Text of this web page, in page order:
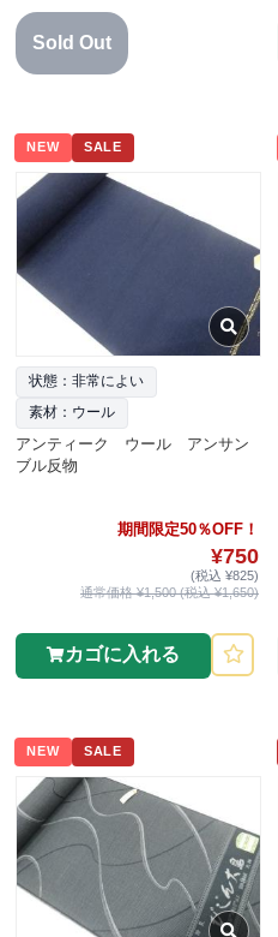
Sold Out
NEW SALE
状態：非常によい
素材：ウール
アンティーク ウール アンサン
ブル反物
期間限定50％OFF！
¥750
(税込 ¥825)
通常価格 ¥1,500 (税込 ¥1,650)
カゴに入れる
NEW SALE